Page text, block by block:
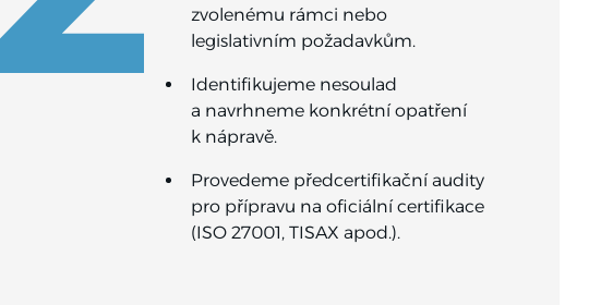
zvolenému rámci nebo
legislativním požadavkům.
Identifikujeme nesoulad
a navrhneme konkrétní opatření
k nápravě.
Provedeme předcertifikační audity
pro přípravu na oficiální certifikace
(ISO 27001, TISAX apod.).